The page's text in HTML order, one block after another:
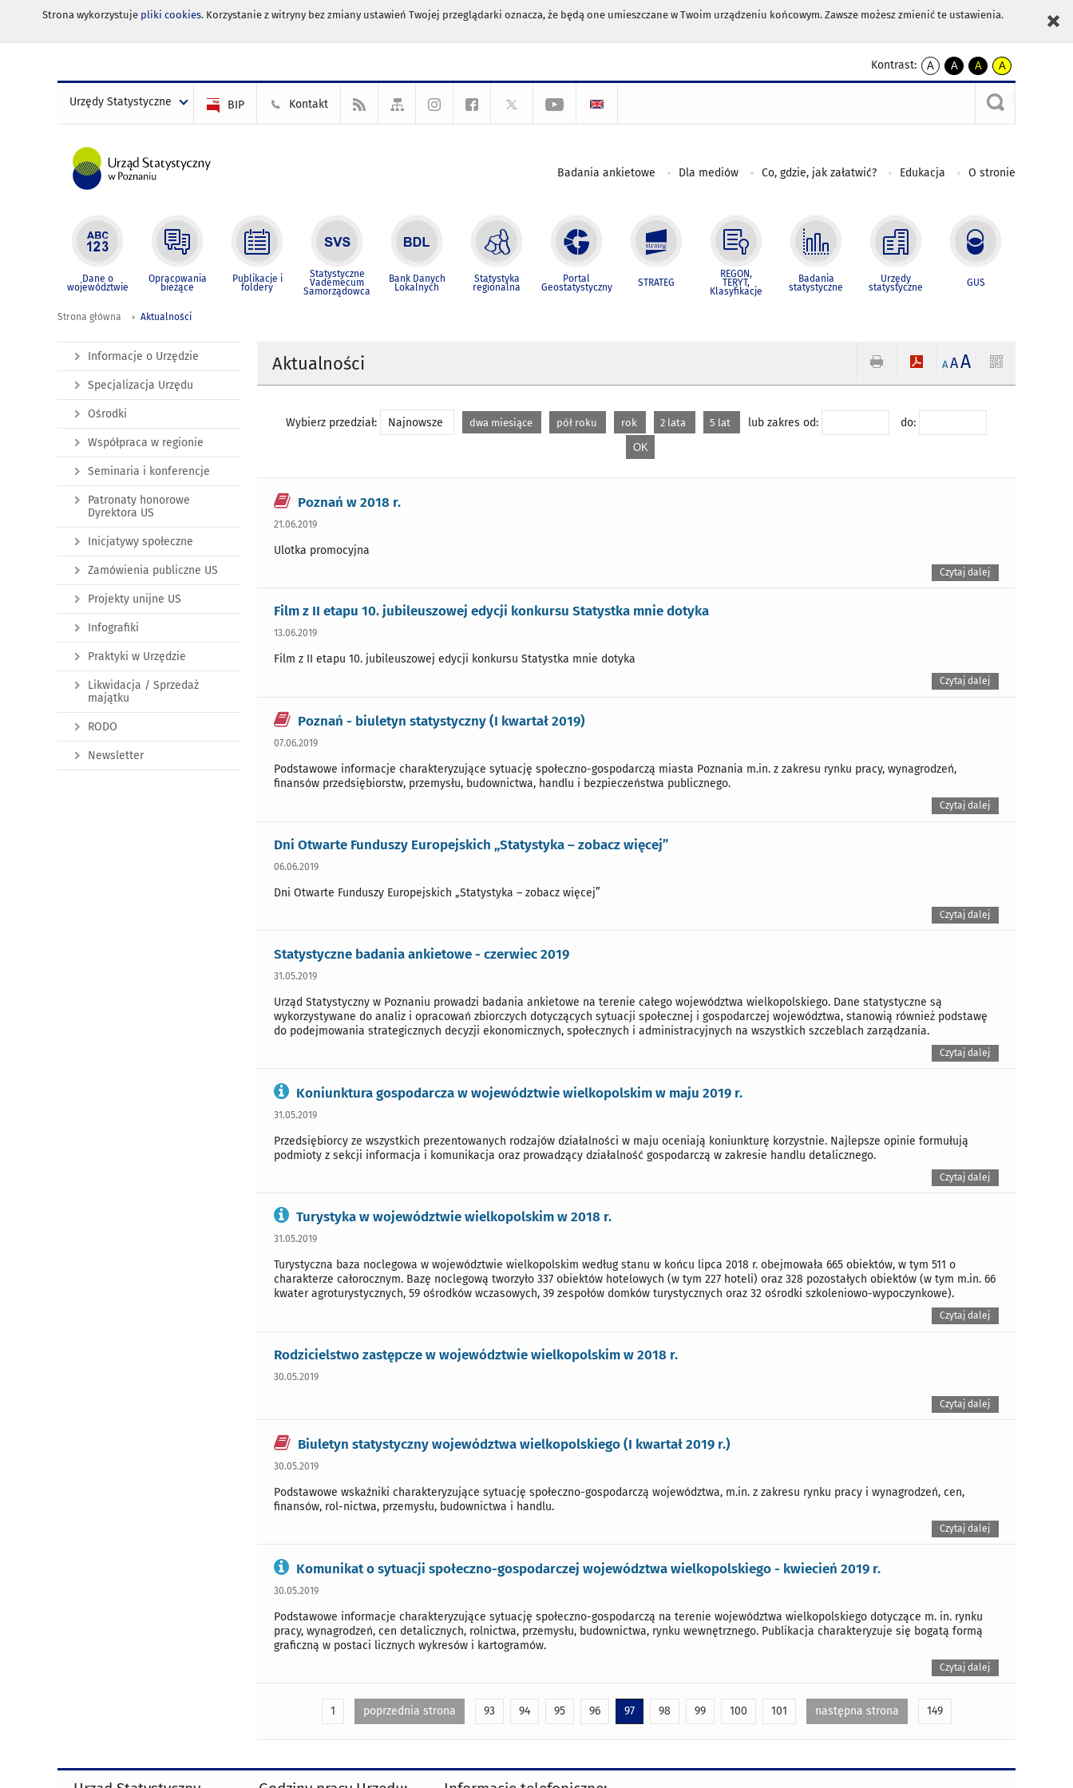
Strona wykorzystuje pliki cookies. Korzystanie z witryny bez zmiany ustawień Twojej przeglądarki oznacza, że będą one umieszczane w Twoim urządzeniu końcowym. Zawsze możesz zmienić te ustawienia.
Kontrast:
A
kontrast
A
kontrast
czarnym
A
kontrast
żółty
tekst
czarnym
A
kontrast
czarny
tekst
żółtym
Urzędy Statystyczne BIP Kontakt
Badania ankietowe Dla mediów Co, gdzie, jak załatwić? Edukacja O stronie
Dane o
województwie
Opracowania
bieżące
Publikacje i
foldery
Statystyczne
Vademecum
Samorządowca
Bank Danych
Lokalnych
Statystyka
regionalna
Portal
Geostatystyczny STRATEG
REGON,
TERYT,
Klasyfikacje
Badania
statystyczne
Urzędy
statystyczne GUS
Strona główna Aktualności
Aktualności A AA
Wybierz przedział: Najnowsze dwa miesiące pół roku rok 2 lata 5 lat lub zakres od: do:
Poznań w 2018 r.
21.06.2019
Ulotka promocyjna
Czytaj dalej
Film z II etapu 10. jubileuszowej edycji konkursu Statystka mnie dotyka
13.06.2019
Film z II etapu 10. jubileuszowej edycji konkursu Statystka mnie dotyka
Czytaj dalej
Poznań - biuletyn statystyczny (I kwartał 2019)
07.06.2019
Podstawowe informacje charakteryzujące sytuację społeczno-gospodarczą miasta Poznania m.in. z zakresu rynku pracy, wynagrodzeń,
finansów przedsiębiorstw, przemysłu, budownictwa, handlu i bezpieczeństwa publicznego.
Czytaj dalej
Dni Otwarte Funduszy Europejskich „Statystyka – zobacz więcej”
06.06.2019
Dni Otwarte Funduszy Europejskich „Statystyka – zobacz więcej”
Czytaj dalej
Statystyczne badania ankietowe - czerwiec 2019
31.05.2019
Urząd Statystyczny w Poznaniu prowadzi badania ankietowe na terenie całego województwa wielkopolskiego. Dane statystyczne są
wykorzystywane do analiz i opracowań zbiorczych dotyczących sytuacji społecznej i gospodarczej województwa, stanowią również podstawę
do podejmowania strategicznych decyzji ekonomicznych, społecznych i administracyjnych na wszystkich szczeblach zarządzania.
Czytaj dalej
Koniunktura gospodarcza w województwie wielkopolskim w maju 2019 r.
31.05.2019
Przedsiębiorcy ze wszystkich prezentowanych rodzajów działalności w maju oceniają koniunkturę korzystnie. Najlepsze opinie formułują
podmioty z sekcji informacja i komunikacja oraz prowadzący działalność gospodarczą w zakresie handlu detalicznego.
Czytaj dalej
Turystyka w województwie wielkopolskim w 2018 r.
31.05.2019
Turystyczna baza noclegowa w województwie wielkopolskim według stanu w końcu lipca 2018 r. obejmowała 665 obiektów, w tym 511 o
charakterze całorocznym. Bazę noclegową tworzyło 337 obiektów hotelowych (w tym 227 hoteli) oraz 328 pozostałych obiektów (w tym m.in. 66
kwater agroturystycznych, 59 ośrodków wczasowych, 39 zespołów domków turystycznych oraz 32 ośrodki szkoleniowo-wypoczynkowe).
Czytaj dalej
Rodzicielstwo zastępcze w województwie wielkopolskim w 2018 r.
30.05.2019
Czytaj dalej
Biuletyn statystyczny województwa wielkopolskiego (I kwartał 2019 r.)
30.05.2019
Podstawowe wskaźniki charakteryzujące sytuację społeczno-gospodarczą województwa, m.in. z zakresu rynku pracy i wynagrodzeń, cen,
finansów, rol-nictwa, przemysłu, budownictwa i handlu.
Czytaj dalej
Komunikat o sytuacji społeczno-gospodarczej województwa wielkopolskiego - kwiecień 2019 r.
30.05.2019
Podstawowe informacje charakteryzujące sytuację społeczno-gospodarczą na terenie województwa wielkopolskiego dotyczące m. in. rynku
pracy, wynagrodzeń, cen detalicznych, rolnictwa, przemysłu, budownictwa, rynku wewnętrznego. Publikacja charakteryzuje się bogatą formą
graficzną w postaci licznych wykresów i kartogramów.
Czytaj dalej
1 poprzednia strona 93 94 95 96 97 98 99 100 101 następna strona 149
Informacje o Urzędzie
Specjalizacja Urzędu
Ośrodki
Współpraca w regionie
Seminaria i konferencje
Patronaty honorowe
Dyrektora US
Inicjatywy społeczne
Zamówienia publiczne US
Projekty unijne US
Infografiki
Praktyki w Urzędzie
Likwidacja / Sprzedaż
majątku
RODO
Newsletter